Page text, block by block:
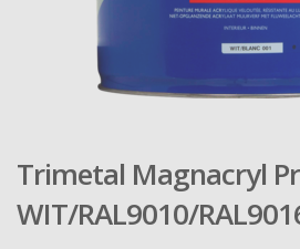
Trimetal Magnacryl
WIT/RAL9010/